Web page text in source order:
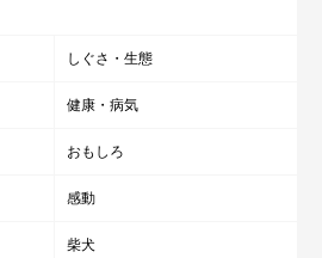
しぐさ・生態
健康・病気
おもしろ
感動
柴犬